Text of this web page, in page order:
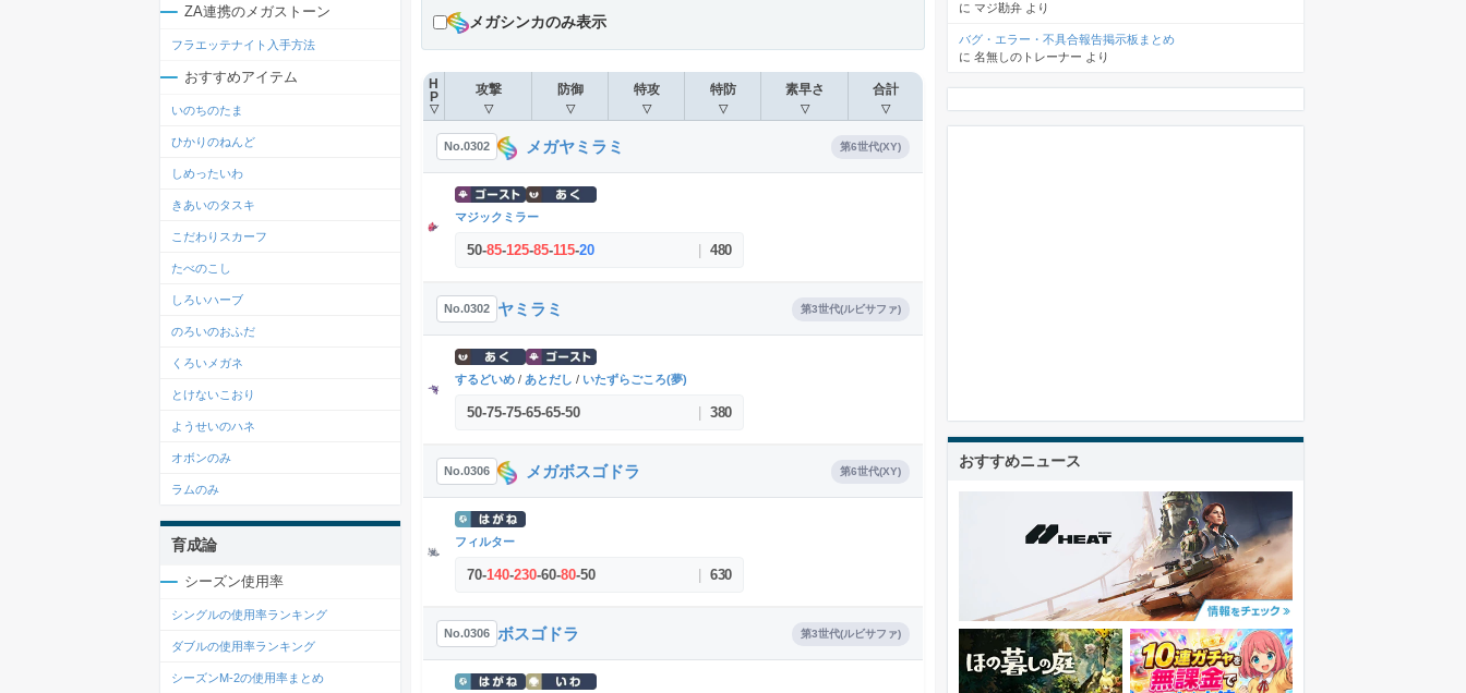
メガシンカのみ表示
H
P
▽
攻撃
▽
防御
▽
特攻
▽
特防
▽
素早さ
▽
合計
▽
No.0302 メガヤミラミ 第6世代(XY)
マジックミラー
50-85-125-85-115-20 480
No.0302 ヤミラミ 第3世代(ルビサファ)
するどいめ / あとだし / いたずらごころ(夢)
50-75-75-65-65-50 380
No.0306 メガボスゴドラ 第6世代(XY)
フィルター
70-140-230-60-80-50 630
No.0306 ボスゴドラ 第3世代(ルビサファ)
ZA連携のメガストーン
フラエッテナイト入手方法
おすすめアイテム
いのちのたま
ひかりのねんど
しめったいわ
きあいのタスキ
こだわりスカーフ
たべのこし
しろいハーブ
のろいのおふだ
くろいメガネ
とけないこおり
ようせいのハネ
オボンのみ
ラムのみ
育成論
シーズン使用率
シングルの使用率ランキング
ダブルの使用率ランキング
シーズンM-2の使用率まとめ
に マジ勘弁 より
バグ・エラー・不具合報告掲示板まとめ
に 名無しのトレーナー より
おすすめニュース